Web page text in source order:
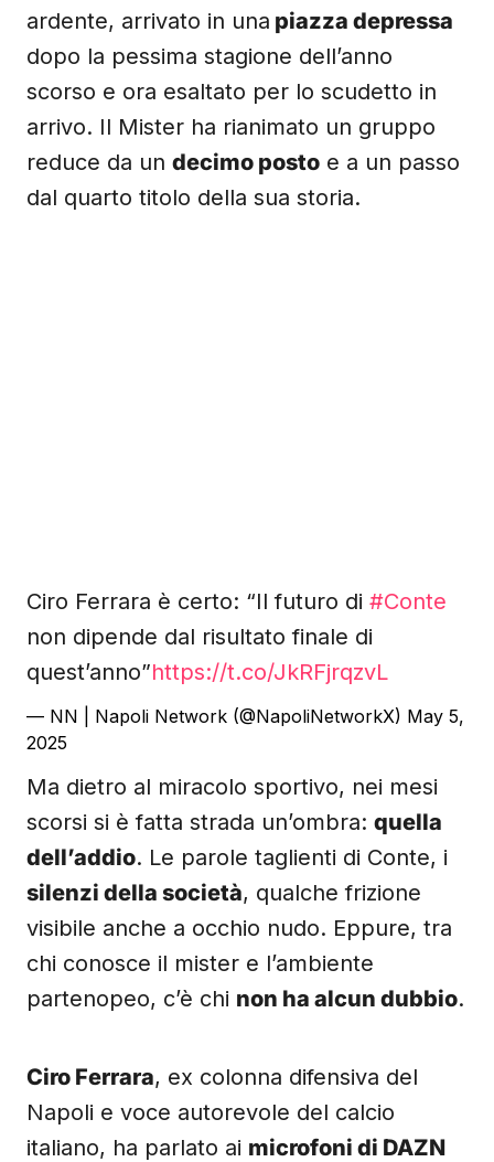
ardente, arrivato in una piazza depressa
dopo la pessima stagione dell’anno
scorso e ora esaltato per lo scudetto in
arrivo. Il Mister ha rianimato un gruppo
reduce da un decimo posto e a un passo
dal quarto titolo della sua storia.
Ciro Ferrara è certo: “Il futuro di #Conte
non dipende dal risultato finale di
quest’anno”https://t.co/JkRFjrqzvL
— NN | Napoli Network (@NapoliNetworkX) May 5,
2025
Ma dietro al miracolo sportivo, nei mesi
scorsi si è fatta strada un’ombra: quella
dell’addio. Le parole taglienti di Conte, i
silenzi della società, qualche frizione
visibile anche a occhio nudo. Eppure, tra
chi conosce il mister e l’ambiente
partenopeo, c’è chi non ha alcun dubbio.
Ciro Ferrara, ex colonna difensiva del
Napoli e voce autorevole del calcio
italiano, ha parlato ai microfoni di DAZN